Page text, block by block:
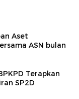
Aset
ASN bulan
Terapkan
SP2D